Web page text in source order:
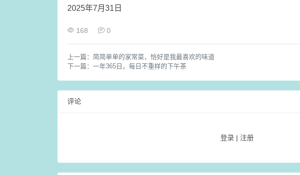
2025年7月31日
168 0
上一篇： 简简单单的家常菜，恰好是我最喜欢的味道
下一篇： 一年365日，每日不重样的下午茶
评论
登录 | 注册